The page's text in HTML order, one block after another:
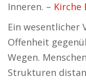
Inneren. – Kirche
Ein wesentlicher
Offenheit
Wegen.
Strukturen